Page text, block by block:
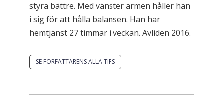
styra bättre. Med vänster armen håller han
i sig för att hålla balansen. Han har
hemtjänst 27 timmar i veckan. Avliden 2016.
SE FÖRFATTARENS ALLA TIPS